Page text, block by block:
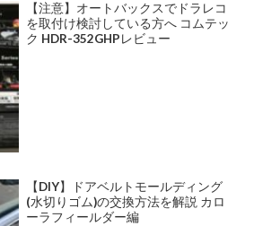
【注意】オートバックスでドラレコ
を取付け検討している方へ コムテッ
ク HDR-352GHPレビュー
【DIY】ドアベルトモールディング
(水切りゴム)の交換方法を解説 カロ
ーラフィールダー編